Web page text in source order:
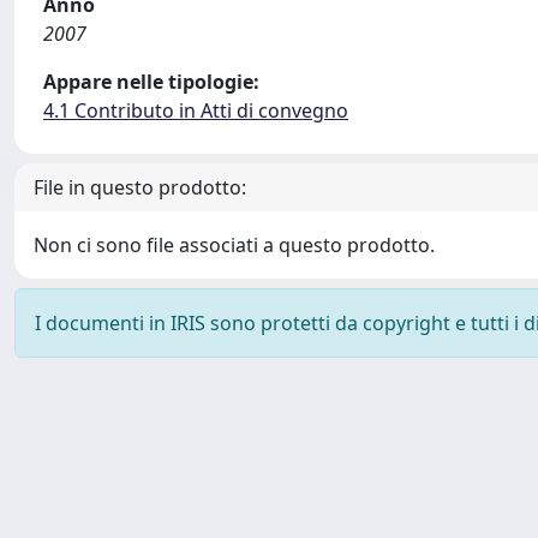
2007
Appare nelle tipologie:
4.1 Contributo in Atti di convegno
File in questo prodotto:
Non ci sono file associati a questo prodotto.
I documenti in IRIS sono protetti da copyright e tutti i